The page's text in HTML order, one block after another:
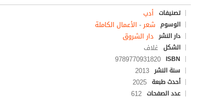
تصنيفات أدب
الوسوم شعر- الأعمال الكاملة
دار النشر دار الشروق
الشكل غلاف
ISBN
9789770931820
سنة النشر 2013
أحدث طبعة 2025
عدد الصفحات 612